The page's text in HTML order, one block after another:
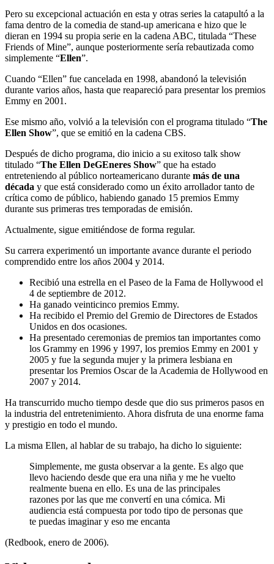
Pero su excepcional actuación en esta y otras series la catapultó a la
fama dentro de la comedia de stand-up americana e hizo que le
dieran en 1994 su propia serie en la cadena ABC, titulada “These
Friends of Mine”, aunque posteriormente sería rebautizada como
simplemente “Ellen”.
Cuando “Ellen” fue cancelada en 1998, abandonó la televisión
durante varios años, hasta que reapareció para presentar los premios
Emmy en 2001.
Ese mismo año, volvió a la televisión con el programa titulado “The
Ellen Show”, que se emitió en la cadena CBS.
Después de dicho programa, dio inicio a su exitoso talk show
titulado “The Ellen DeGEneres Show” que ha estado
entreteniendo al público norteamericano durante más de una
década y que está considerado como un éxito arrollador tanto de
crítica como de público, habiendo ganado 15 premios Emmy
durante sus primeras tres temporadas de emisión.
Actualmente, sigue emitiéndose de forma regular.
Su carrera experimentó un importante avance durante el periodo
comprendido entre los años 2004 y 2014.
Recibió una estrella en el Paseo de la Fama de Hollywood el
4 de septiembre de 2012.
Ha ganado veinticinco premios Emmy.
Ha recibido el Premio del Gremio de Directores de Estados
Unidos en dos ocasiones.
Ha presentado ceremonias de premios tan importantes como
los Grammy en 1996 y 1997, los premios Emmy en 2001 y
2005 y fue la segunda mujer y la primera lesbiana en
presentar los Premios Oscar de la Academia de Hollywood en
2007 y 2014.
Ha transcurrido mucho tiempo desde que dio sus primeros pasos en
la industria del entretenimiento. Ahora disfruta de una enorme fama
y prestigio en todo el mundo.
La misma Ellen, al hablar de su trabajo, ha dicho lo siguiente:
Simplemente, me gusta observar a la gente. Es algo que
llevo haciendo desde que era una niña y me he vuelto
realmente buena en ello. Es una de las principales
razones por las que me convertí en una cómica. Mi
audiencia está compuesta por todo tipo de personas que
te puedas imaginar y eso me encanta
(Redbook, enero de 2006).